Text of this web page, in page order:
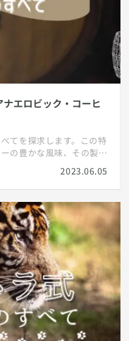
エロビック・コーヒ
てを探求します。この特
の豊かな風味、その製造
・コーヒーがどのように
かを解説。コーヒー好き
2023.06.05